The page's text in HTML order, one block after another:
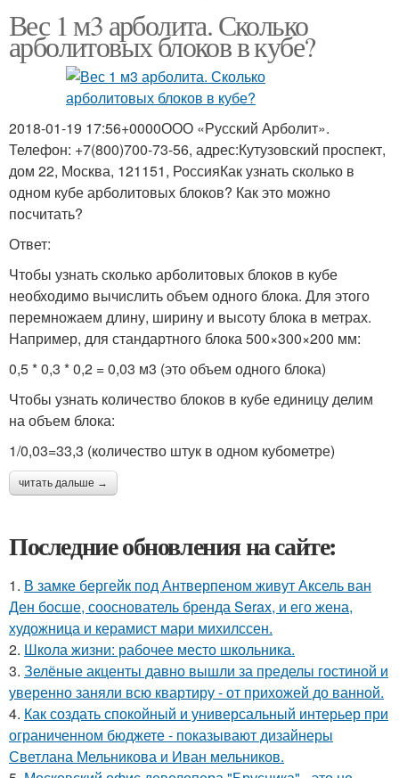
Вес 1 м3 арболита. Сколько
арболитовых блоков в кубе?
2018-01-19 17:56+0000ООО «Русский Арболит».
Телефон: +7(800)700-73-56, адрес:Кутузовский проспект,
дом 22, Москва, 121151, РоссияКак узнать сколько в
одном кубе арболитовых блоков? Как это можно
посчитать?
Ответ:
Чтобы узнать сколько арболитовых блоков в кубе
необходимо вычислить объем одного блока. Для этого
перемножаем длину, ширину и высоту блока в метрах.
Например, для стандартного блока 500×300×200 мм:
0,5 * 0,3 * 0,2 = 0,03 м3 (это объем одного блока)
Чтобы узнать количество блоков в кубе единицу делим
на объем блока:
1/0,03=33,3 (количество штук в одном кубометре)
читать дальше →
Последние обновления на сайте:
1. В замке бергейк под Антверпеном живут Аксель ван
Ден босше, сооснователь бренда Serax, и его жена,
художница и керамист мари михилссен.
2. Школа жизни: рабочее место школьника.
3. Зелёные акценты давно вышли за пределы гостиной и
уверенно заняли всю квартиру - от прихожей до ванной.
4. Как создать спокойный и универсальный интерьер при
ограниченном бюджете - показывают дизайнеры
Светлана Мельникова и Иван мельников.